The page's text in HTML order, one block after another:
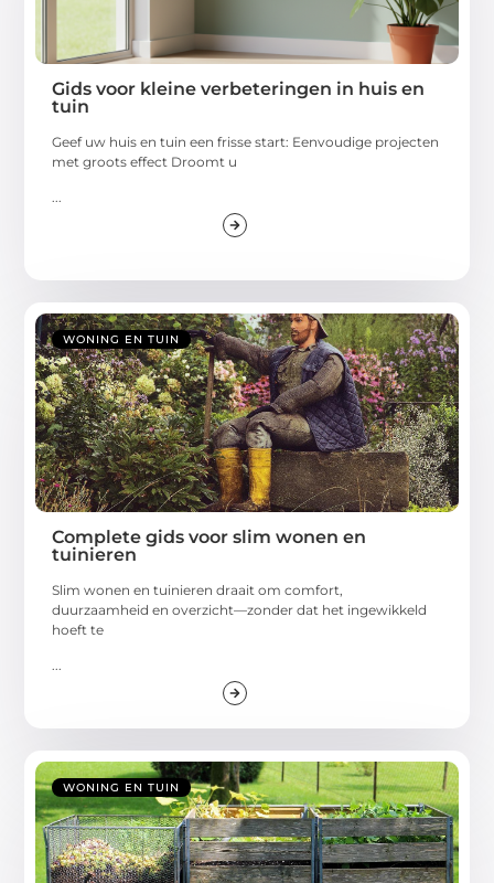
Gids voor kleine verbeteringen in huis en
tuin
Geef uw huis en tuin een frisse start: Eenvoudige projecten
met groots effect Droomt u
WONING EN TUIN
Complete gids voor slim wonen en
tuinieren
Slim wonen en tuinieren draait om comfort,
duurzaamheid en overzicht—zonder dat het ingewikkeld
hoeft te
...
WONING EN TUIN